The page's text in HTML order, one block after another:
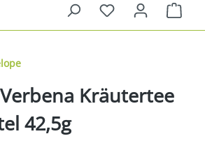
Kräutertee
42,5g